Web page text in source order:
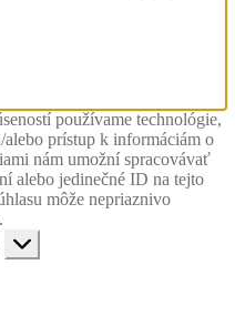
používame technológie,
prístup k informáciám o
nám umožní spracovávať
alebo jedinečné ID na tejto
môže nepriaznivo